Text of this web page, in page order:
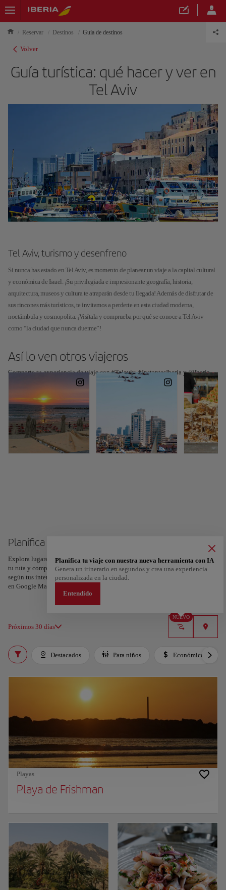
Reservar Destinos Guía de destinos
Volver
Guía turística: qué hacer y ver en
Tel Aviv
Tel Aviv, turismo y desenfreno
Si nunca has estado en Tel Aviv, es momento de planear un viaje a la capital cultural
y económica de Israel. ¡Su privilegiada e impresionante geografía, historia,
arquitectura, museos y cultura te atraparán desde tu llegada! Además de disfrutar de
sus rincones más turísticos, te invitamos a perderte en esta ciudad moderna,
noctámbula y cosmopolita. ¡Visítala y comprueba por qué se conoce a Tel Aviv
como “la ciudad que nunca duerme”!
Así lo ven otros viajeros
Comparte tu experiencia de viaje con #Telaviv, #InstantesIberia y @Iberia
Planifica tu viaje a Tel Aviv
Explora lugares, experiencias y marca con el corazón tus favoritos para crear
tu ruta y compartirla. ¿Quieres más ideas? Obtén un itinerario personalizado
según tus intereses y la duración de tu viaje: en sólo dos pasos y descargable
en Google Maps.
Próximos 30 días
NUEVO
Planifica tu viaje con nuestra nueva herramienta con IA
Genera un itinerario en segundos y crea una experiencia
personalizada en la ciudad.
Entendido
Destacados Para niños Económico
Playas
Playa de Frishman